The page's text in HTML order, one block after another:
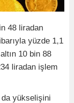
48 liradan
yüzde 1,1
10 bin 88
liradan işlem
da yükselişini